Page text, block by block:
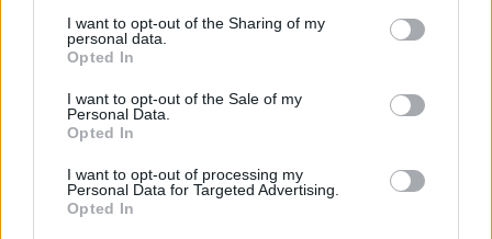
not limited to your visit or usage behaviour. You may click to
grant or deny consent to Google and its third-party tags to
use your data for below specified purposes in below Google
consent section.
I want to opt-out of the Sharing of my
personal data.
Opted In
I want to opt-out of the Sale of my
Personal Data.
Opted In
I want to opt-out of processing my
Personal Data for Targeted Advertising.
Opted In
Σοκαριστική υπόθεση στην Κρήτη:
Τουρίστας ρωτούσε πόσο να πληρώσει για
να ασελγήσει σε 10χρονο κορίτσι - Το παιδί
καθόταν αμέριμνο σε αυλή επιχείρησης
Ryanair: «Ένα κομμάτι του προσώπου του
ήταν σαν πλαστελίνη», συγκλονίζει η
επιβάτιδα που έσωσε τον Σέρβο όταν
Ανησυχία από το ξέσπασμα του ιού του
Δυτικού Νείλου με κρούσματα στην Αττική